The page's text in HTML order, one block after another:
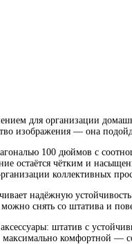
для организации
изображения — она
100 дюймов с
остаётся чётким и
коллективных
надёжную
снять со штатива и
штатив с
комфортной —